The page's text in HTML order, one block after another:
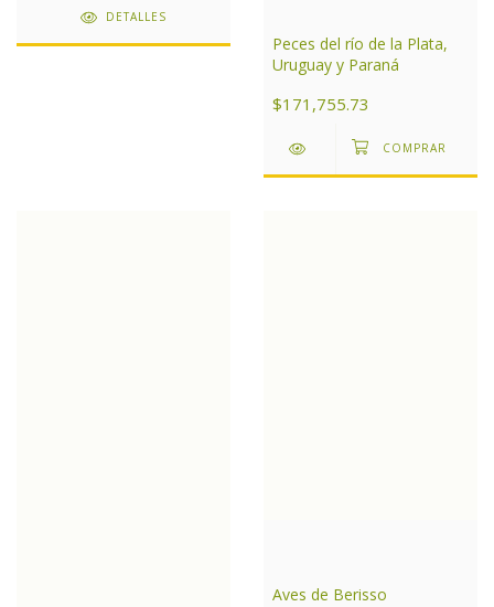
DETALLES
Peces del río de la Plata,
Uruguay y Paraná
$171,755.73
Aves de Berisso